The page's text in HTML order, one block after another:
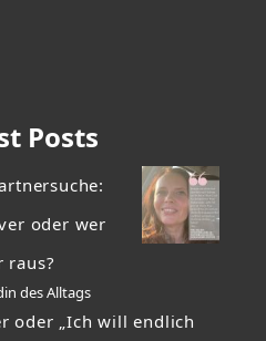
Posts
oder wer
raus?
des Alltags
oder „Ich will endlich